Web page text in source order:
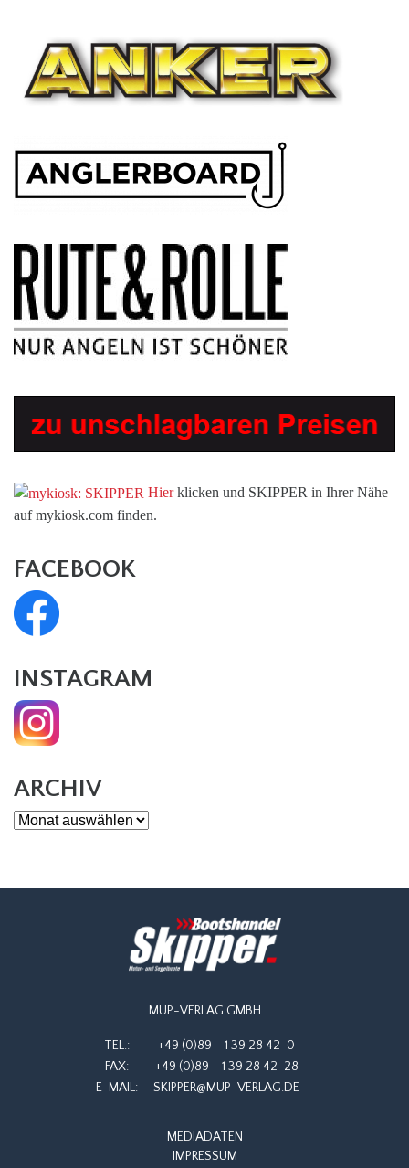
Hierklicken und SKIPPER in Ihrer Nähe
auf mykiosk.com finden.
FACEBOOK
INSTAGRAM
ARCHIV
Archiv
MUP-VERLAG GMBH
TEL.:
+49 (0)89 – 1 39 28 42-0
FAX:
+49 (0)89 – 1 39 28 42-28
E-MAIL:
SKIPPER@MUP-VERLAG.DE
MEDIADATEN
IMPRESSUM